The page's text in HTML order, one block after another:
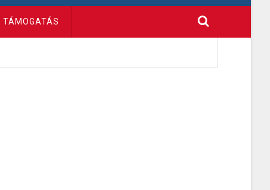
TÁMOGATÁS